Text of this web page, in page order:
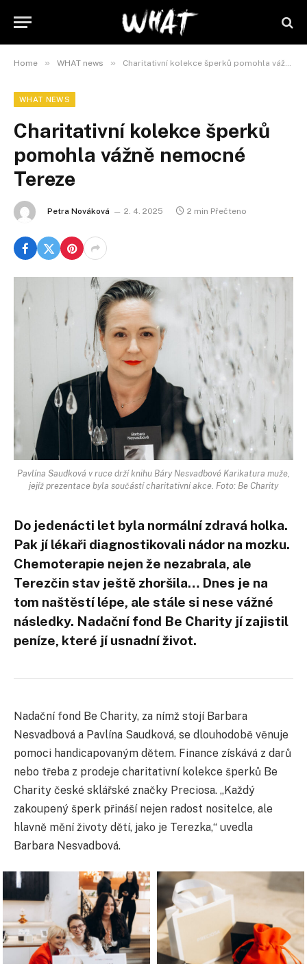
Home » WHAT news » Charitativní kolekce šperků pomohla vážně nemocné Tereze
WHAT NEWS
Charitativní kolekce šperků
pomohla vážně nemocné
Tereze
Petra Nováková 2. 4. 2025 2 min Přečteno
Pavlína Saudková v ruce drží knihu Báry Nesvadbové Karikatura muže,
jejíž prezentace byla součástí charitativní akce. Foto: Be Charity
Do jedenácti let byla normální zdravá holka.
Pak jí lékaři diagnostikovali nádor na mozku.
Chemoterapie nejen že nezabrala, ale
Terezčin stav ještě zhoršila… Dnes je na
tom naštěstí lépe, ale stále si nese vážné
následky. Nadační fond Be Charity jí zajistil
peníze, které jí usnadní život.
Nadační fond Be Charity, za nímž stojí Barbara
Nesvadbová a Pavlína Saudková, se dlouhodobě věnuje
pomoci handicapovaným dětem. Finance získává z darů
nebo třeba z prodeje charitativní kolekce šperků Be
Charity české sklářské značky Preciosa. „Každý
zakoupený šperk přináší nejen radost nositelce, ale
hlavně mění životy dětí, jako je Terezka,“ uvedla
Barbara Nesvadbová.